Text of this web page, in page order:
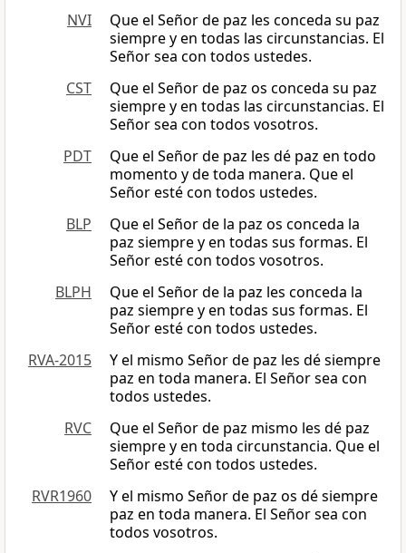
NVI
Que el Señor de paz les conceda su paz
siempre y en todas las circunstancias. El
Señor sea con todos ustedes.
CST
Que el Señor de paz os conceda su paz
siempre y en todas las circunstancias. El
Señor sea con todos vosotros.
PDT
Que el Señor de paz les dé paz en todo
momento y de toda manera. Que el
Señor esté con todos ustedes.
BLP
Que el Señor de la paz os conceda la
paz siempre y en todas sus formas. El
Señor esté con todos vosotros.
BLPH
Que el Señor de la paz les conceda la
paz siempre y en todas sus formas. El
Señor esté con todos ustedes.
RVA-2015
Y el mismo Señor de paz les dé siempre
paz en toda manera. El Señor sea con
todos ustedes.
RVC
Que el Señor de paz mismo les dé paz
siempre y en toda circunstancia. Que el
Señor esté con todos ustedes.
RVR1960
Y el mismo Señor de paz os dé siempre
paz en toda manera. El Señor sea con
todos vosotros.